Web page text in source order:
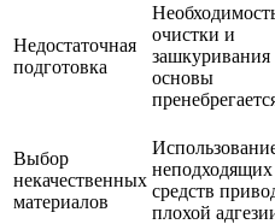
Недостаточная
подготовка
очистки и
зашкуривания
основы
Выбор
некачественных
материалов
неподходящих
средств
плохой